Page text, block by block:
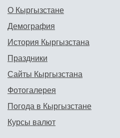
О Кыргызстане
Демография
История Кыргызстана
Праздники
Сайты Кыргызстана
Фотогалерея
Погода в Кыргызстане
Курсы валют